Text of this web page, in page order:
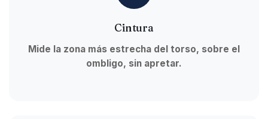
Cintura
Mide la zona más estrecha del torso, sobre el
ombligo, sin apretar.